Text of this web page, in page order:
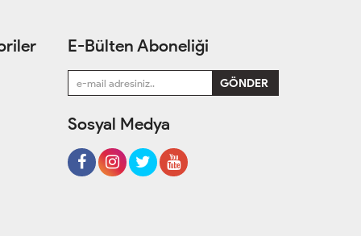
E-Bülten Aboneliği
Sosyal Medya